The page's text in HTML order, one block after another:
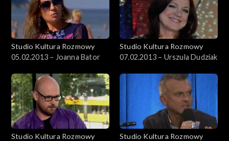
Studio Kultura Rozmowy
05.02.2013 – Joanna Bator
Studio Kultura Rozmowy
07.02.2013 – Urszula Dudziak
Studio Kultura Rozmowy
Studio Kultura Rozmowy